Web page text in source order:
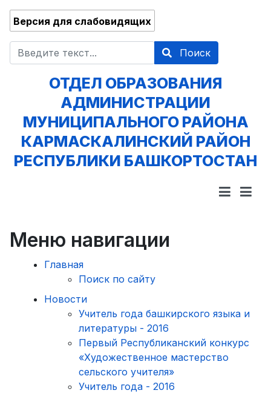
Версия для слабовидящих
Поиск Поиск
ОТДЕЛ ОБРАЗОВАНИЯ
АДМИНИСТРАЦИИ
МУНИЦИПАЛЬНОГО РАЙОНА
КАРМАСКАЛИНСКИЙ РАЙОН
РЕСПУБЛИКИ БАШКОРТОСТАН
Меню навигации
Главная
Поиск по сайту
Новости
Учитель года башкирского языка и
литературы - 2016
Первый Республиканский конкурс
«Художественное мастерство
сельского учителя»
Учитель года - 2016